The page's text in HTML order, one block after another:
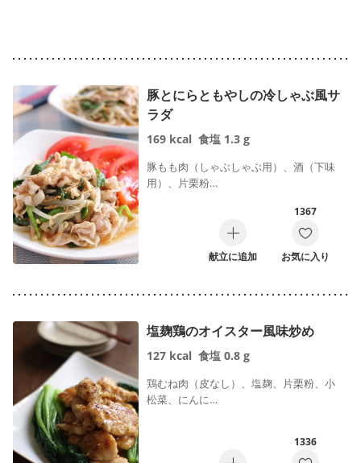
豚とにらともやしの冷しゃぶ風サ
ラダ
169 kcal 食塩 1.3 g
豚もも肉（しゃぶしゃぶ用）、酒（下味
用）、片栗粉…
献立に追加
1367
お気に入り
塩麹鶏のオイスター風味炒め
127 kcal 食塩 0.8 g
鶏むね肉（皮なし）、塩麹、片栗粉、小
松菜、にんに…
1336